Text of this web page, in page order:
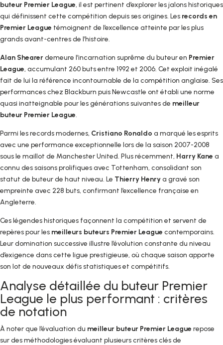
buteur Premier League, il est pertinent d’explorer les jalons historiques
qui définissent cette compétition depuis ses origines. Les records en
Premier League témoignent de l’excellence atteinte par les plus
grands avant-centres de l’histoire.
Alan Shearerdemeure l’incarnation suprême du buteur en Premier
League, accumulant 260 buts entre 1992 et 2006. Cet exploit inégalé
fait de lui la référence incontournable de la compétition anglaise. Ses
performances chez Blackburn puis Newcastle ont établi une norme
quasi inatteignable pour les générations suivantes de meilleur
buteur Premier League.
Parmi les records modernes, Cristiano Ronaldo a marqué les esprits
avec une performance exceptionnelle lors de la saison 2007-2008
sous le maillot de Manchester United. Plus récemment, Harry Kane a
connu des saisons prolifiques avec Tottenham, consolidant son
statut de buteur de haut niveau. Le Thierry Henrya gravé son
empreinte avec 228 buts, confirmant l’excellence française en
Angleterre.
Ces légendes historiques façonnent la compétition et servent de
repères pour les meilleurs buteurs Premier League contemporains.
Leur domination successive illustre l’évolution constante du niveau
d’exigence dans cette ligue prestigieuse, où chaque saison apporte
son lot de nouveaux défis statistiques et compétitifs.
Analyse détaillée du buteur Premier
League le plus performant : critères
de notation
À noter que l’évaluation du meilleur buteur Premier League repose
sur des méthodologies évaluant plusieurs critères clés de